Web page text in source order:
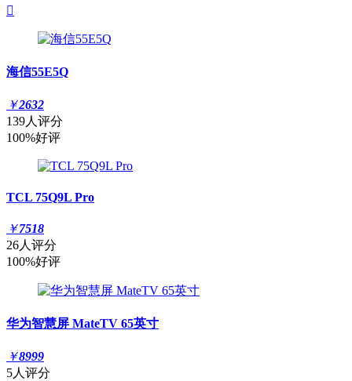

海信55E5Q
￥2632
139人评分
100%好评
TCL 75Q9L Pro
￥7518
26人评分
100%好评
华为智慧屏 MateTV 65英寸
￥8999
5人评分